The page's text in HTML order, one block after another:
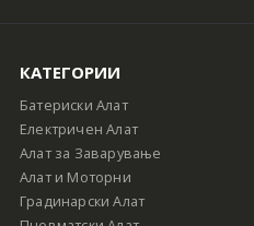
КАТЕГОРИИ
Батериски Алат
Електричен Алат
Алат за Заварување
Алат и Моторни
Градинарски Алат